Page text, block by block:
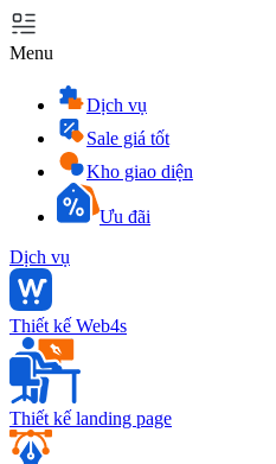
Menu
Dịch vụ
Sale giá tốt
Kho giao diện
Ưu đãi
Dịch vụ
Thiết kế Web4s
Thiết kế landing page